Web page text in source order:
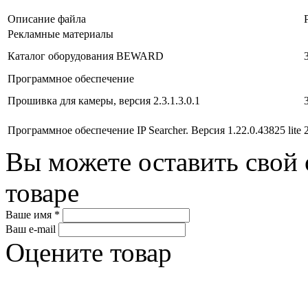
Описание файла
Рекламные материалы
Каталог оборудования BEWARD
Программное обеспечение
Прошивка для камеры, версия 2.3.1.3.0.1
Программное обеспечение IP Searcher. Версия 1.22.0.43825 lite
Вы можете оставить свой
товаре
Ваше имя *
Ваш e-mail
Оцените товар